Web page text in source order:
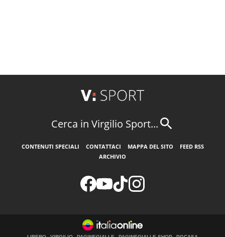
Cerca in Virgilio Sport...
CONTENUTI SPECIALI CONTATTACI MAPPA DEL SITO
FEED RSS
ARCHIVIO